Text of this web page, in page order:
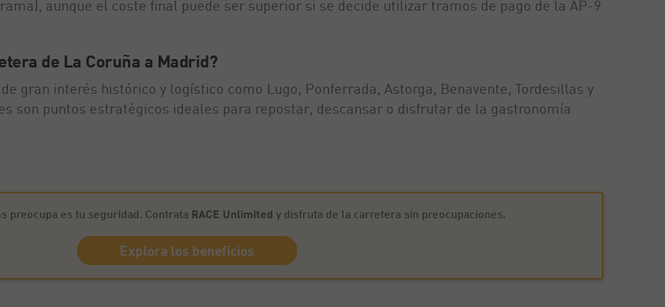
aunque el coste final puede ser superior si se decide utilizar tramos de pago de la AP-9
de La Coruña a Madrid?
gran interés histórico y logístico como Lugo, Ponferrada, Astorga, Benavente, Tordesillas y
son puntos estratégicos ideales para repostar, descansar o disfrutar de la gastronomía
preocupa es tu seguridad. Contrata RACE Unlimited y disfruta de la carretera sin preocupaciones.
Explora los beneficios